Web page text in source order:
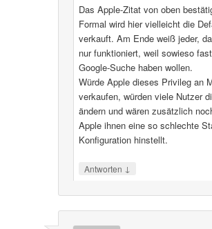
Das Apple-Zitat von oben
Formal wird hier vielleicht die
verkauft. Am Ende weiß jeder,
nur funktioniert, weil sowieso
Google-Suche haben wollen.
Würde Apple dieses Privileg an
verkaufen, würden viele Nutzer
ändern und wären zusätzlich
Apple ihnen eine so schlechte
Konfiguration hinstellt.
Antworten ↓